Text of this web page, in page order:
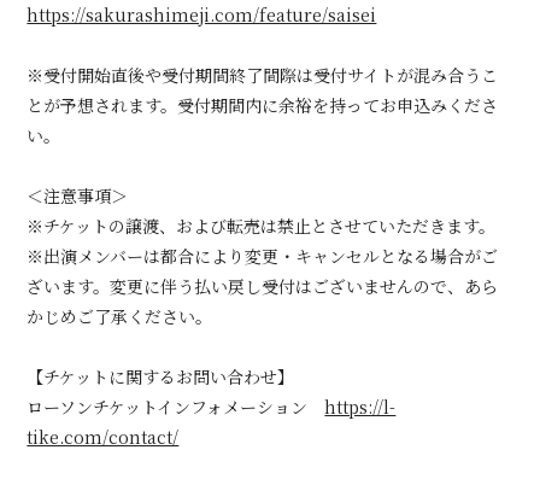
https://sakurashimeji.com/feature/saisei
※受付開始直後や受付期間終了間際は受付サイトが混み合うこ
とが予想されます。受付期間内に余裕を持ってお申込みくださ
い。
＜注意事項＞
※チケットの譲渡、および転売は禁止とさせていただきます。
※出演メンバーは都合により変更・キャンセルとなる場合がご
ざいます。変更に伴う払い戻し受付はございませんので、あら
かじめご了承ください。
【チケットに関するお問い合わせ】
ローソンチケットインフォメーションhttps://l-
tike.com/contact/